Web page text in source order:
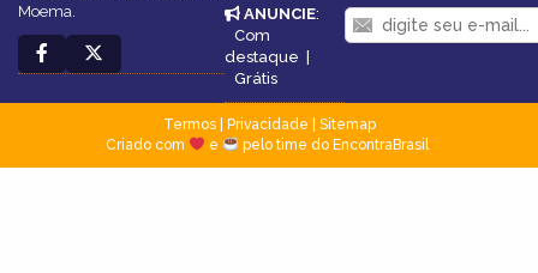
Moema.
ANUNCIE:
Com
destaque |
Grátis
Termos| Privacidade
Sitemap
Criado com
e pelo time do EncontraBrasil